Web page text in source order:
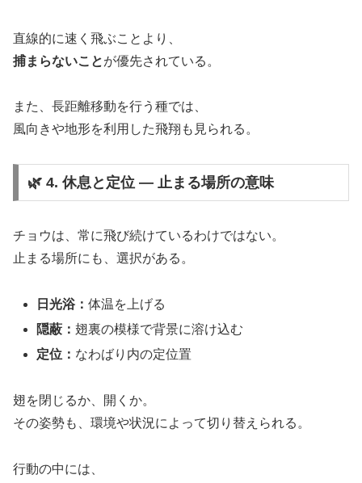
直線的に速く飛ぶことより、
捕まらないことが優先されている。
また、長距離移動を行う種では、
風向きや地形を利用した飛翔も見られる。
🌿 4. 休息と定位 ― 止まる場所の意味
チョウは、常に飛び続けているわけではない。
止まる場所にも、選択がある。
日光浴：体温を上げる
隠蔽：翅裏の模様で背景に溶け込む
定位： なわばり内の定位置
翅を閉じるか、開くか。
その姿勢も、環境や状況によって切り替えられる。
行動の中には、